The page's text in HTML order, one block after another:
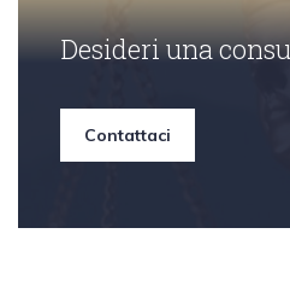
Desideri una
Contattaci